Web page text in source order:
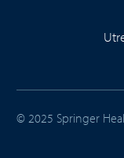
© 2025 Springer